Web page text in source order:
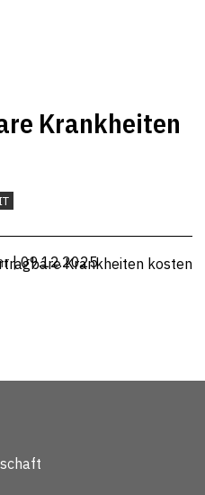
Krankheiten
| 09.12.2025